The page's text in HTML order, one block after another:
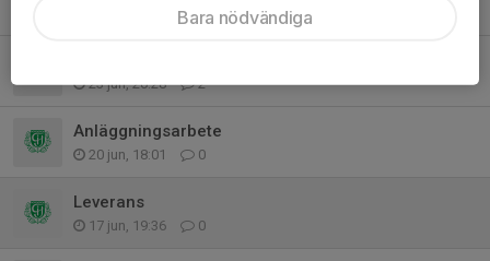
2
23 jun, 20:28 2
Anläggningsarbete
20 jun, 18:01 0
Leverans
17 jun, 19:36 0
Bara nödvändiga